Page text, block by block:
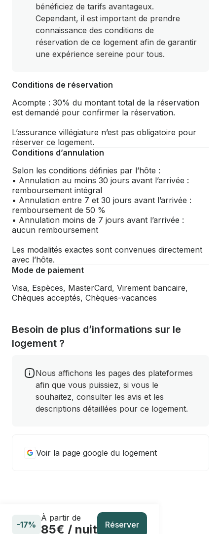
bénéficiez de tarifs avantageux.
Cependant, il est important de prendre
connaissance des conditions de
réservation de ce logement afin de garantir
une expérience sereine pour tous.
Conditions de réservation
Acompte : 30% du montant total de la réservation
est demandé pour confirmer la réservation.
L’assurance villégiature n’est pas obligatoire pour
réserver ce logement.
Conditions d’annulation
Selon les conditions définies par l’hôte :
• Annulation au moins 30 jours avant l’arrivée :
remboursement intégral
• Annulation entre 7 et 30 jours avant l’arrivée :
remboursement de 50 %
• Annulation moins de 7 jours avant l’arrivée :
aucun remboursement
Les modalités exactes sont convenues directement
avec l’hôte.
Mode de paiement
Visa, Espèces, MasterCard, Virement bancaire,
Chèques acceptés, Chèques-vacances
Besoin de plus d’informations sur le
logement ?
Nous affichons les pages des plateformes
afin que vous puissiez, si vous le
souhaitez, consulter les avis et les
descriptions détaillées pour ce logement.
Voir la page google du logement
-17%
À partir de
85€ / nuit Réserver